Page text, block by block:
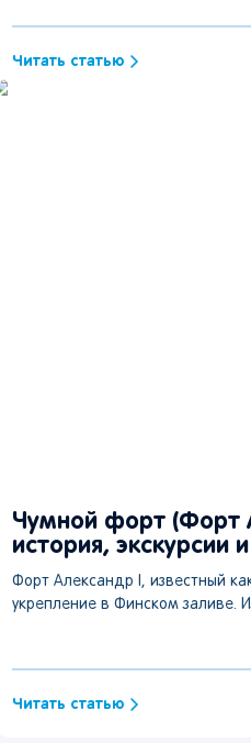
Читать статью
Чумной форт (Форт
история, экскурсии
Форт Александр I, известный
укрепление в Финском заливе.
отреставрирован, открыт для
история, факты и информация
Читать статью